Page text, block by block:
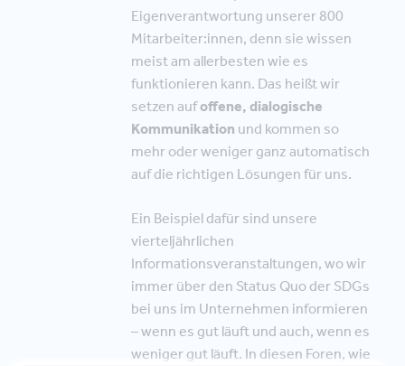
Eigenverantwortung unserer 800
Mitarbeiter:innen, denn sie wissen
meist am allerbesten wie es
funktionieren kann. Das heißt wir
setzen aufoffene, dialogische
Kommunikation und kommen so
mehr oder weniger ganz automatisch
auf die richtigen Lösungen für uns.
Ein Beispiel dafür sind unsere
vierteljährlichen
Informationsveranstaltungen, wo wir
immer über den Status Quo der SDGs
bei uns im Unternehmen informieren
– wenn es gut läuft und auch, wenn es
weniger gut läuft. In diesen Foren, wie